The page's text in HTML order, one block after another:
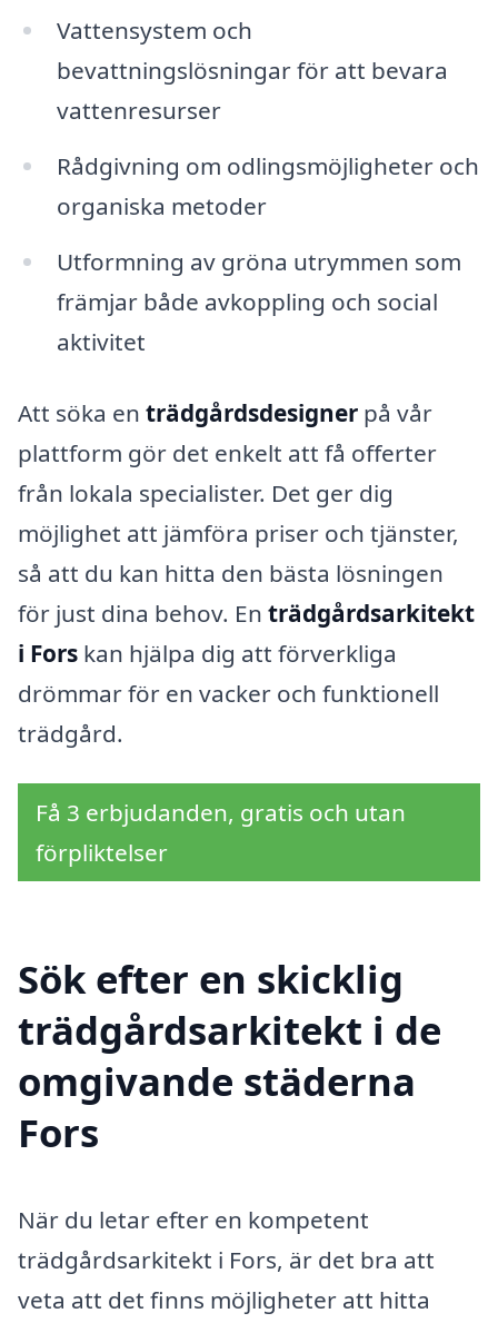
Vattensystem och
bevattningslösningar för att bevara
vattenresurser
Rådgivning om odlingsmöjligheter och
organiska metoder
Utformning av gröna utrymmen som
främjar både avkoppling och social
aktivitet
Att söka en trädgårdsdesigner på vår
plattform gör det enkelt att få offerter
från lokala specialister. Det ger dig
möjlighet att jämföra priser och tjänster,
så att du kan hitta den bästa lösningen
för just dina behov. En trädgårdsarkitekt
i Fors kan hjälpa dig att förverkliga
drömmar för en vacker och funktionell
trädgård.
Få 3 erbjudanden, gratis och utan
förpliktelser
Sök efter en skicklig
trädgårdsarkitekt i de
omgivande städerna
Fors
När du letar efter en kompetent
trädgårdsarkitekt i Fors, är det bra att
veta att det finns möjligheter att hitta